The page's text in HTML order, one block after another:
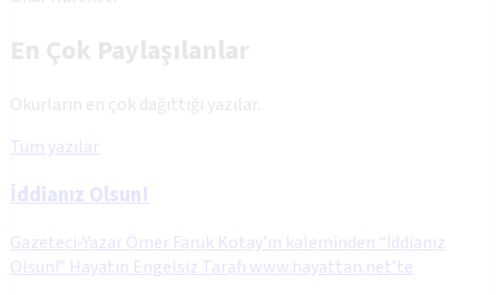
En Çok Paylaşılanlar
Okurların en çok dağıttığı yazılar.
Tüm yazılar
İddianız Olsun!
Gazeteci-Yazar Ömer Faruk Kotay’ın kaleminden “İddianız
Olsun!” Hayatın Engelsiz Tarafı www.hayattan.net’te